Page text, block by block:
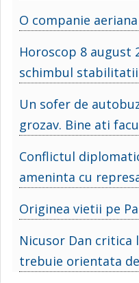
O companie
Horoscop 8 august
schimbul stabilitatii
Un sofer de
grozav. Bine ati
Conflictul
ameninta cu
Originea vietii pe
Nicusor Dan critica
trebuie orientata